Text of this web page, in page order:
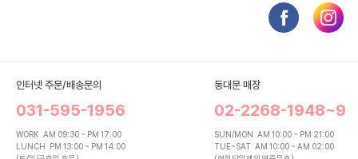
인터넷 주문/배송문의
031-595-1956
WORK AM 09:30 ~ PM 17:00
LUNCH PM 13:00 ~ PM 14:00
동대문 매장
02-2268-1948~9
SUN/MON AM 10:00 ~ PM 21:00
TUE~SAT AM 10:00 ~ AM 02:00